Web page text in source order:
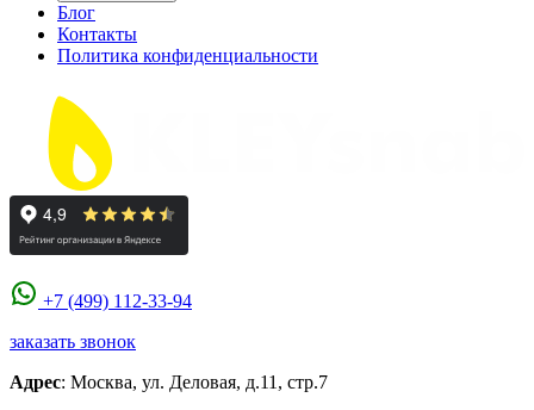
Блог
Контакты
Политика конфиденциальности
+7 (499) 112-33-94
заказать звонок
Адрес: Москва, ул. Деловая, д.11, стр.7